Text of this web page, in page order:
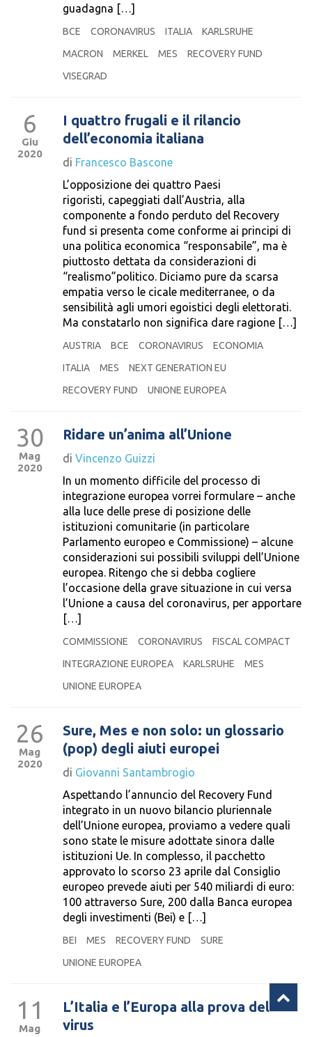
guadagna […]
BCE CORONAVIRUS ITALIA
KARLSRUHE
MACRON
MERKEL MES
RECOVERY FUND
VISEGRAD
6
Giu
2020
I quattro frugali e il rilancio
dell’economia italiana
di Francesco Bascone
L’opposizione dei quattro Paesi
rigoristi, capeggiati dall’Austria, alla
componente a fondo perduto del Recovery
fund si presenta come conforme ai principi di
una politica economica “responsabile”, ma è
piuttosto dettata da considerazioni di
“realismo”politico. Diciamo pure da scarsa
empatia verso le cicale mediterranee, o da
sensibilità agli umori egoistici degli elettorati.
Ma constatarlo non significa dare ragione […]
AUSTRIA BCE CORONAVIRUS
ECONOMIA
ITALIA
MES
NEXT GENERATION EU
RECOVERY FUND
UNIONE EUROPEA
30
Mag
2020
Ridare un’anima all’Unione
di Vincenzo Guizzi
In un momento difficile del processo di
integrazione europea vorrei formulare – anche
alla luce delle prese di posizione delle
istituzioni comunitarie (in particolare
Parlamento europeo e Commissione) – alcune
considerazioni sui possibili sviluppi dell’Unione
europea. Ritengo che si debba cogliere
l’occasione della grave situazione in cui versa
l’Unione a causa del coronavirus, per apportare
[…]
COMMISSIONE CORONAVIRUS
FISCAL COMPACT
INTEGRAZIONE EUROPEA
KARLSRUHE
MES
UNIONE EUROPEA
26
Mag
2020
Sure, Mes e non solo: un glossario
(pop) degli aiuti europei
di Giovanni Santambrogio
Aspettando l’annuncio del Recovery Fund
integrato in un nuovo bilancio pluriennale
dell’Unione europea, proviamo a vedere quali
sono state le misure adottate sinora dalle
istituzioni Ue. In complesso, il pacchetto
approvato lo scorso 23 aprile dal Consiglio
europeo prevede aiuti per 540 miliardi di euro:
100 attraverso Sure, 200 dalla Banca europea
degli investimenti (Bei) e […]
BEI MES RECOVERY FUND
SURE
UNIONE EUROPEA
11
Mag
L’Italia e l’Europa alla prova del
virus